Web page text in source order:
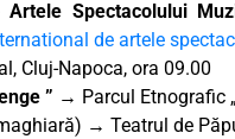
Spectacolului
de artele
Cluj-Napoca, ora 09.00
” → Parcul Etnografic
→ Teatrul de